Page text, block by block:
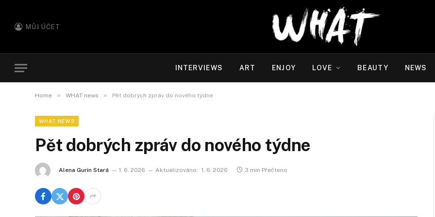
MŮJ ÚČET
INTERVIEWS ART ENJOY LOVE BEAUTY NEWS
Home » WHAT news » Pět dobrých zpráv do nového týdne
WHAT NEWS
Pět dobrých zpráv do nového týdne
Alena Gurin Stará 1. 6. 2026 Aktualizováno: 1. 6. 2026 3 min Přečteno